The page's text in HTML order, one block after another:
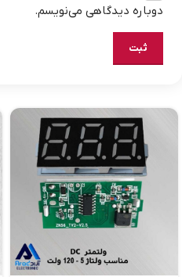
دوباره دیدگاهی می‌نویسم.